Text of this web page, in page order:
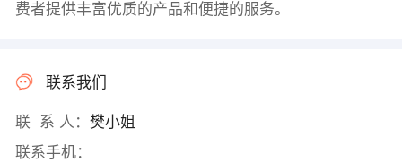
费者提供丰富优质的产品和便捷的服务。
联系我们
联 系 人： 樊小姐
联系手机：